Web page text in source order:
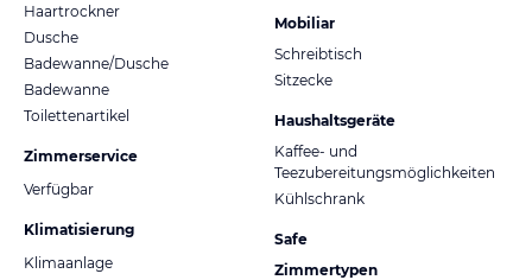
Haartrockner
Dusche
Badewanne/Dusche
Badewanne
Toilettenartikel
Zimmerservice
Verfügbar
Klimatisierung
Klimaanlage
Mobiliar
Schreibtisch
Sitzecke
Haushaltsgeräte
Kaffee- und
Teezubereitungsmöglichkeiten
Kühlschrank
Safe
Zimmertypen